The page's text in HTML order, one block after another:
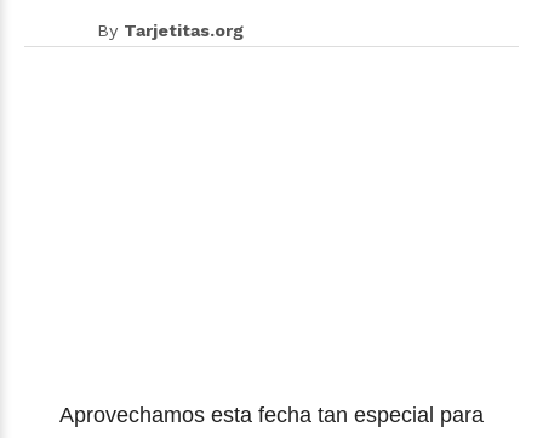
By Tarjetitas.org
Aprovechamos esta fecha tan especial para